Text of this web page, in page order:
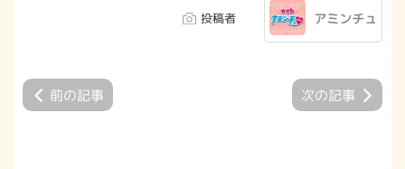
投稿者 アミンチュ
前の記事 次の記事